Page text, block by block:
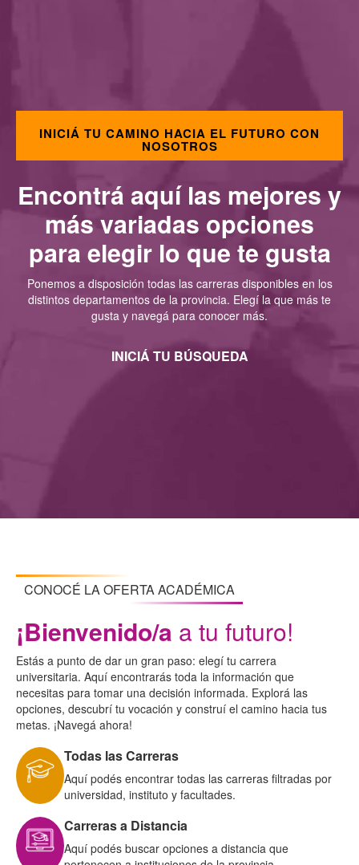
INICIÁ TU CAMINO HACIA EL FUTURO CON
NOSOTROS
Encontrá aquí las mejores y
más variadas opciones
para elegir lo que te gusta
Ponemos a disposición todas las carreras disponibles en los
distintos departamentos de la provincia. Elegí la que más te
gusta y navegá para conocer más.
INICIÁ TU BÚSQUEDA
CONOCÉ LA OFERTA ACADÉMICA
¡Bienvenido/a a tu futuro!
Estás a punto de dar un gran paso: elegí tu carrera
universitaria. Aquí encontrarás toda la información que
necesitas para tomar una decisión informada. Explorá las
opciones, descubrí tu vocación y construí el camino hacia tus
metas. ¡Navegá ahora!
Todas las Carreras
Aquí podés encontrar todas las carreras filtradas por
universidad, instituto y facultades.
Carreras a Distancia
Aquí podés buscar opciones a distancia que